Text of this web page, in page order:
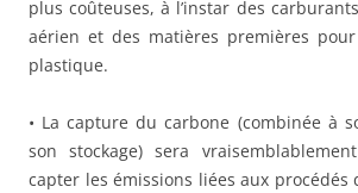
plus coûteuses, à l’instar des
aérien et des matières premières
plastique.
• La capture du carbone (combinée à
son stockage) sera
capter les émissions liées aux procédés